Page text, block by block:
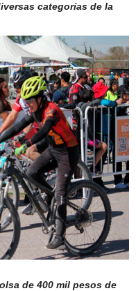
categorías de la
de 400 mil pesos de